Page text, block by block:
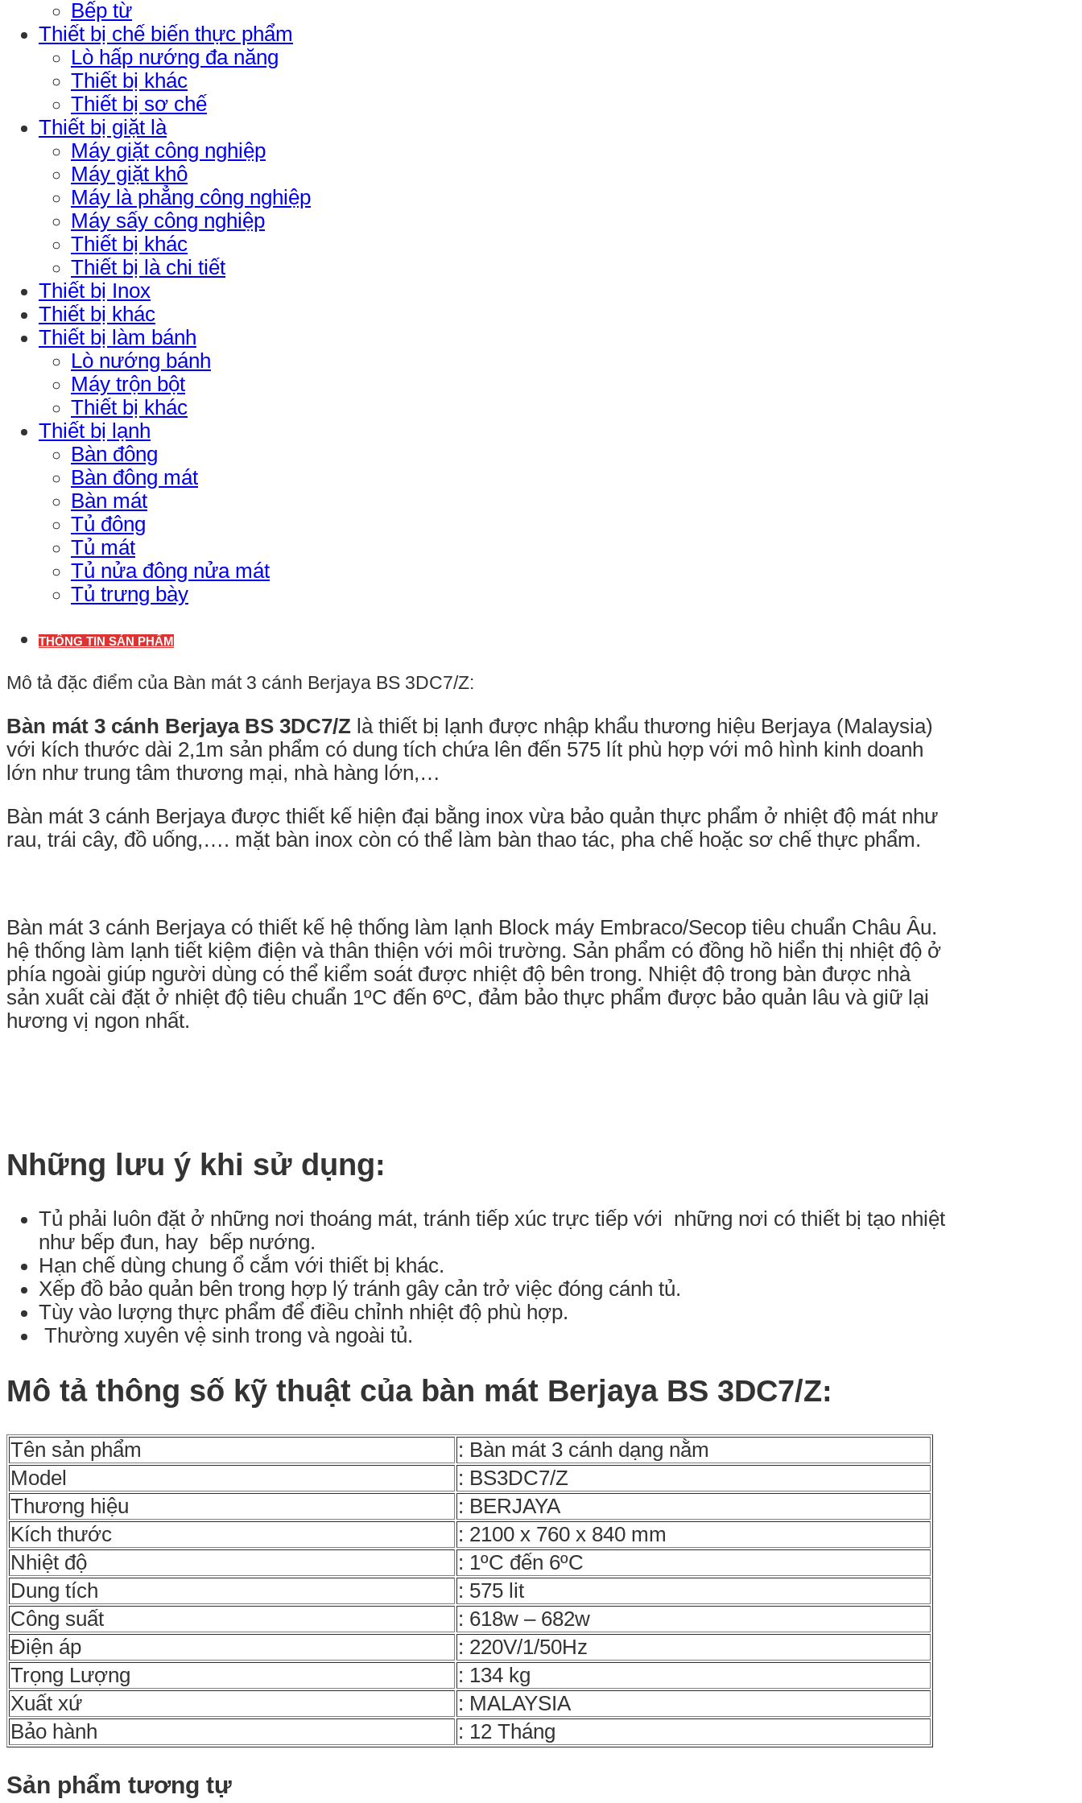
Bếp từ
Thiết bị chế biến thực phẩm
Lò hấp nướng đa năng
Thiết bị khác
Thiết bị sơ chế
Thiết bị giặt là
Máy giặt công nghiệp
Máy giặt khô
Máy là phẳng công nghiệp
Máy sấy công nghiệp
Thiết bị khác
Thiết bị là chi tiết
Thiết bị Inox
Thiết bị khác
Thiết bị làm bánh
Lò nướng bánh
Máy trộn bột
Thiết bị khác
Thiết bị lạnh
Bàn đông
Bàn đông mát
Bàn mát
Tủ đông
Tủ mát
Tủ nửa đông nửa mát
Tủ trưng bày
THÔNG TIN SẢN PHẨM
Mô tả đặc điểm của Bàn mát 3 cánh Berjaya BS 3DC7/Z:
Bàn mát 3 cánh Berjaya BS 3DC7/Z là thiết bị lạnh được nhập khẩu thương hiệu Berjaya (Malaysia)
với kích thước dài 2,1m sản phẩm có dung tích chứa lên đến 575 lít phù hợp với mô hình kinh doanh
lớn như trung tâm thương mại, nhà hàng lớn,…
Bàn mát 3 cánh Berjaya được thiết kế hiện đại bằng inox vừa bảo quản thực phẩm ở nhiệt độ mát như
rau, trái cây, đồ uống,…. mặt bàn inox còn có thể làm bàn thao tác, pha chế hoặc sơ chế thực phẩm.
Bàn mát 3 cánh Berjaya có thiết kế hệ thống làm lạnh Block máy Embraco/Secop tiêu chuẩn Châu Âu.
hệ thống làm lạnh tiết kiệm điện và thân thiện với môi trường. Sản phẩm có đồng hồ hiển thị nhiệt độ ở
phía ngoài giúp người dùng có thể kiểm soát được nhiệt độ bên trong. Nhiệt độ trong bàn được nhà
sản xuất cài đặt ở nhiệt độ tiêu chuẩn 1ºC đến 6ºC, đảm bảo thực phẩm được bảo quản lâu và giữ lại
hương vị ngon nhất.
Những lưu ý khi sử dụng:
Tủ phải luôn đặt ở những nơi thoáng mát, tránh tiếp xúc trực tiếp với những nơi có thiết bị tạo nhiệt
như bếp đun, hay bếp nướng.
Hạn chế dùng chung ổ cắm với thiết bị khác.
Xếp đồ bảo quản bên trong hợp lý tránh gây cản trở việc đóng cánh tủ.
Tùy vào lượng thực phẩm để điều chỉnh nhiệt độ phù hợp.
Thường xuyên vệ sinh trong và ngoài tủ.
Mô tả thông số kỹ thuật của bàn mát Berjaya BS 3DC7/Z:
Tên sản phẩm
: Bàn mát 3 cánh dạng nằm
Model
: BS3DC7/Z
Thương hiệu
: BERJAYA
Kích thước
: 2100 x 760 x 840 mm
Nhiệt độ
: 1ºC đến 6ºC
Dung tích
: 575 lit
Công suất
: 618w – 682w
Điện áp
: 220V/1/50Hz
Trọng Lượng
: 134 kg
Xuất xứ
: MALAYSIA
Bảo hành
: 12 Tháng
Sản phẩm tương tự